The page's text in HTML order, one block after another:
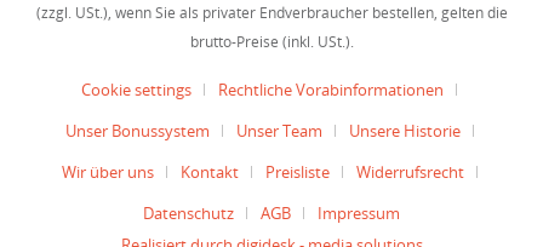
(zzgl. USt.), wenn Sie als privater Endverbraucher bestellen, gelten die
brutto-Preise (inkl. USt.).
Cookie settings
Rechtliche Vorabinformationen
Unser Bonussystem
Unser Team
Unsere Historie
Wir über uns
Kontakt Preisliste
Widerrufsrecht
Datenschutz
AGB
Impressum